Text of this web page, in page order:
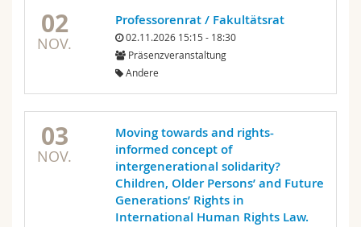
02
NOV.
Professorenrat / Fakultätsrat
02.11.2026 15:15 - 18:30
Präsenzveranstaltung
Andere
03
NOV.
Moving towards and rights-
informed concept of
intergenerational solidarity?
Children, Older Persons’ and Future
Generations’ Rights in
International Human Rights Law.